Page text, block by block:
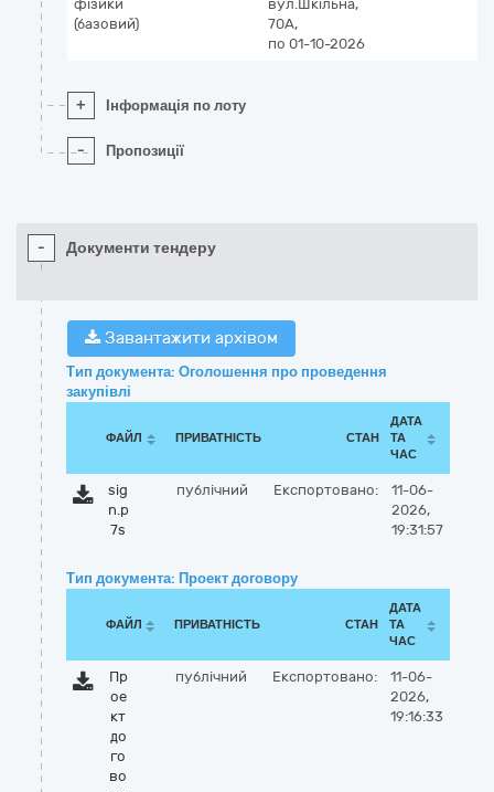
фізики
(базовий)
вул.Шкільна,
70А,
по 01-10-2026
+ Інформація по лоту
- Пропозиції
- Документи тендеру
Завантажити архівом
Тип документа: Оголошення про проведення
закупівлі
ФАЙЛ ПРИВАТНІСТЬ СТАН
ДАТА
ТА
ЧАС
sig
n.p
7s
публічний Експортовано:
11-06-
2026,
19:31:57
Тип документа: Проект договору
ФАЙЛ ПРИВАТНІСТЬ СТАН
ДАТА
ТА
ЧАС
Пр
ое
кт
до
го
во
публічний Експортовано:
11-06-
2026,
19:16:33